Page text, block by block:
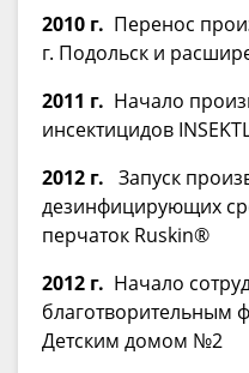
2010 г. Перенос
г. Подольск и
2011 г. Начало
инсектицидов
2012 г. Запуск
дезинфицирующих
перчаток Ruskin®
2012 г. Начало
благотворительным
Детским домом №2